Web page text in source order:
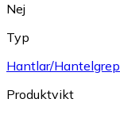
Nej
Typ
Hantlar/
Produktvikt